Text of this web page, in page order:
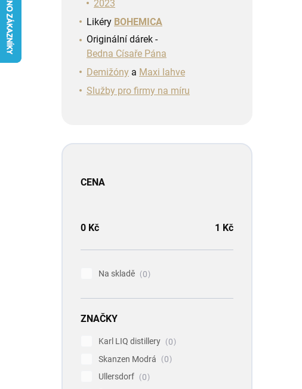
2023
Likéry BOHEMICA
Originální dárek -
Bedna Císaře Pána
Demižóny a Maxi lahve
Služby pro firmy na míru
CENA
0 Kč 1 Kč
Na skladě 0
ZNAČKY
Karl LIQ distillery
0
Skanzen Modrá
0
Ullersdorf
0